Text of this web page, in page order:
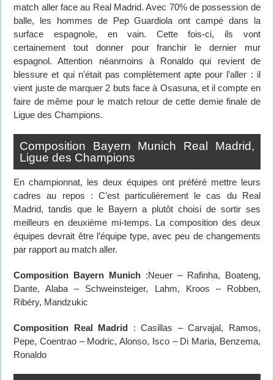
match aller face au Real Madrid. Avec 70% de possession de
balle, les hommes de Pep Guardiola ont campé dans la
surface espagnole, en vain. Cette fois-ci, ils vont
certainement tout donner pour franchir le dernier mur
espagnol. Attention néanmoins à Ronaldo qui revient de
blessure et qui n’était pas complètement apte pour l’aller : il
vient juste de marquer 2 buts face à Osasuna, et il compte en
faire de même pour le match retour de cette demie finale de
Ligue des Champions.
Composition Bayern Munich Real Madrid,
Ligue des Champions
En championnat, les deux équipes ont préféré mettre leurs
cadres au repos : C’est particulièrement le cas du Real
Madrid, tandis que le Bayern a plutôt choisi de sortir ses
meilleurs en deuxième mi-temps. La composition des deux
équipes devrait être l’équipe type, avec peu de changements
par rapport au match aller.
Composition Bayern Munich :Neuer – Rafinha, Boateng,
Dante, Alaba – Schweinsteiger, Lahm, Kroos – Robben,
Ribéry, Mandzukic
Composition Real Madrid : Casillas – Carvajal, Ramos,
Pepe, Coentrao – Modric, Alonso, Isco – Di Maria, Benzema,
Ronaldo